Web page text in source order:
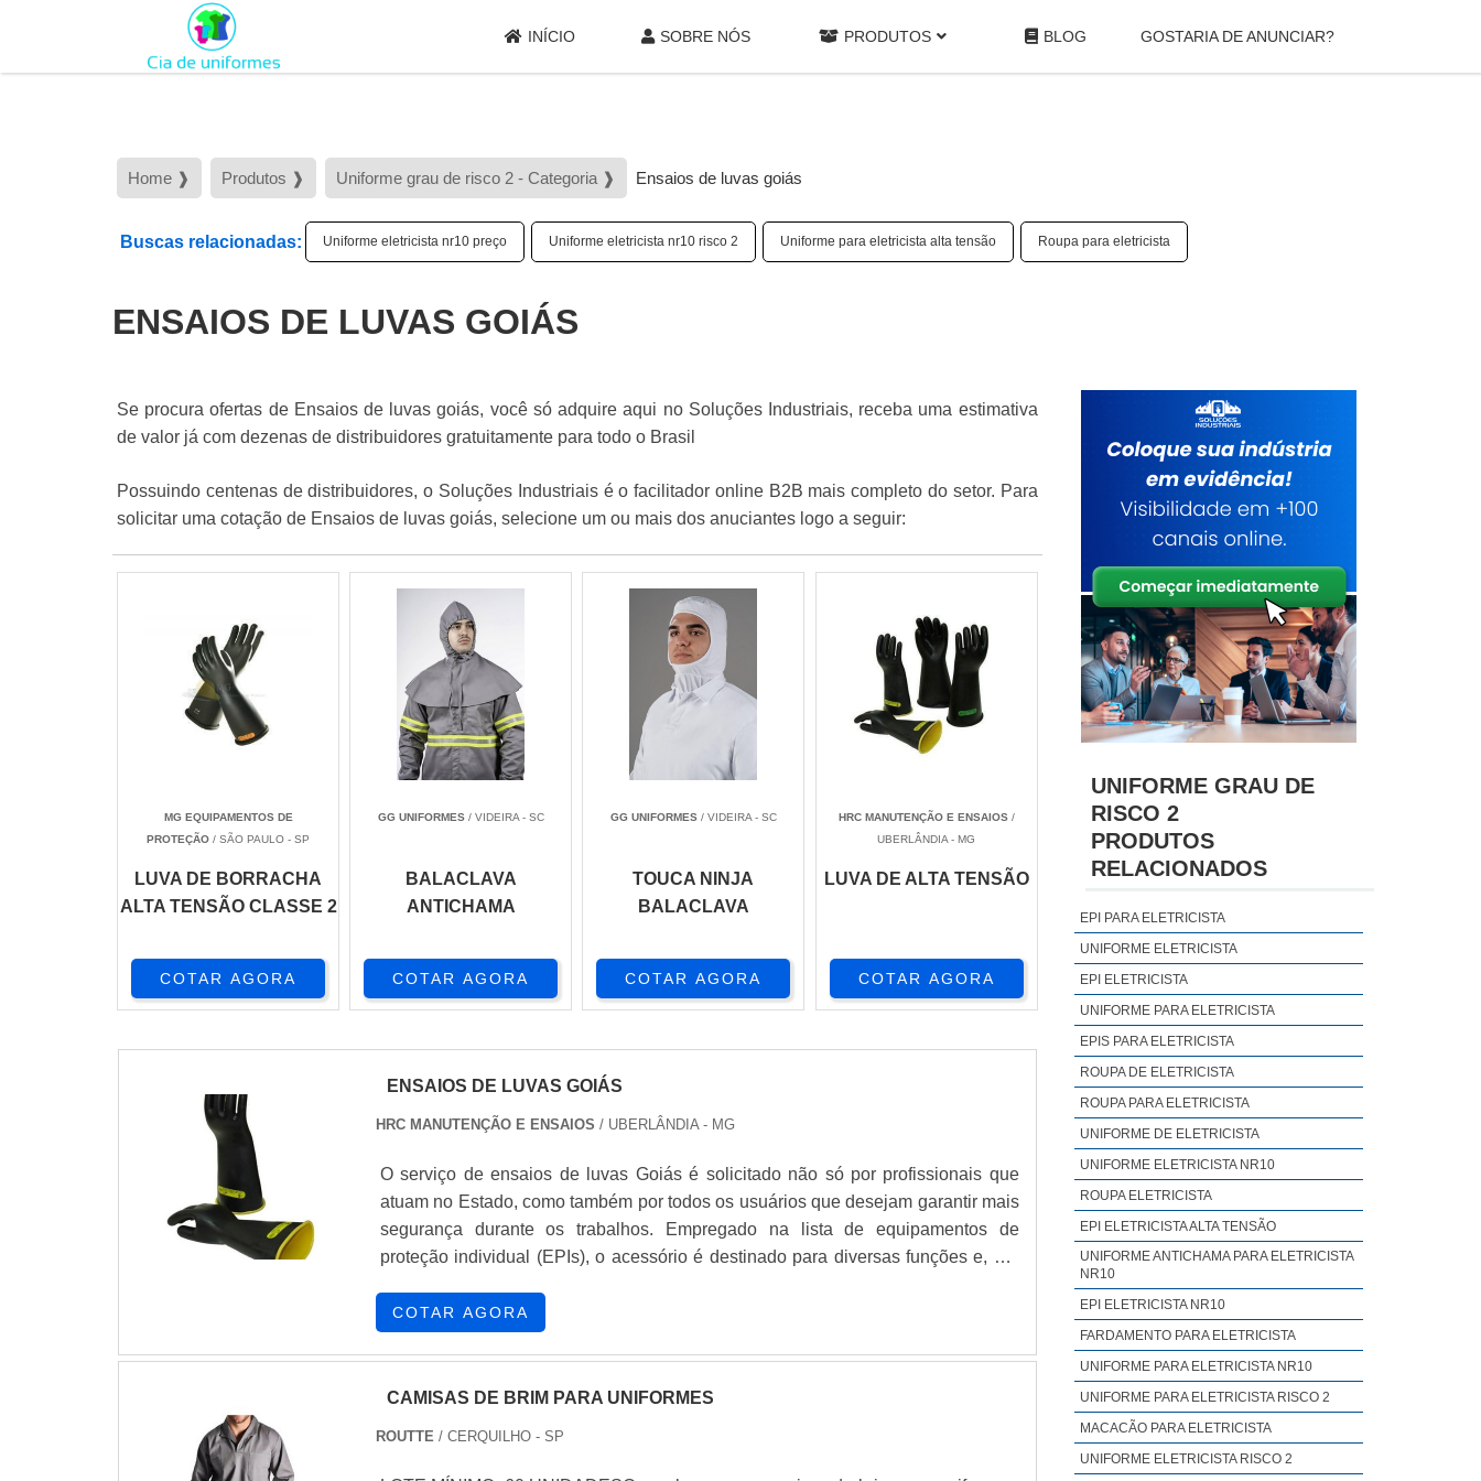
INÍCIO SOBRE NÓS PRODUTOS BLOG GOSTARIA DE ANUNCIAR?
Home ❱ Produtos ❱ Uniforme grau de risco 2 - Categoria ❱ Ensaios de luvas goiás
Buscas relacionadas: Uniforme eletricista nr10 preço Uniforme eletricista nr10 risco 2 Uniforme para eletricista alta tensão Roupa para eletricista
ENSAIOS DE LUVAS GOIÁS
Se procura ofertas de Ensaios de luvas goiás, você só adquire aqui no Soluções Industriais, receba uma estimativa
de valor já com dezenas de distribuidores gratuitamente para todo o Brasil
Possuindo centenas de distribuidores, o Soluções Industriais é o facilitador online B2B mais completo do setor. Para
solicitar uma cotação de Ensaios de luvas goiás, selecione um ou mais dos anuciantes logo a seguir:
MG EQUIPAMENTOS DE
PROTEÇÃO / SÃO PAULO - SP
LUVA DE BORRACHA
ALTA TENSÃO CLASSE 2
COTAR AGORA
GG UNIFORMES/ VIDEIRA - SC
BALACLAVA
ANTICHAMA
COTAR AGORA
GG UNIFORMES/ VIDEIRA - SC
TOUCA NINJA
BALACLAVA
COTAR AGORA
HRC MANUTENÇÃO E ENSAIOS/
UBERLÂNDIA - MG
LUVA DE ALTA TENSÃO
COTAR AGORA
ENSAIOS DE LUVAS GOIÁS
HRC MANUTENÇÃO E ENSAIOS / UBERLÂNDIA - MG
O serviço de ensaios de luvas Goiás é solicitado não só por profissionais que
atuam no Estado, como também por todos os usuários que desejam garantir mais
segurança durante os trabalhos. Empregado na lista de equipamentos de
proteção individual (EPIs), o acessório é destinado para diversas funções e, por
Promovendo a proteção de mãos e punhos, é comumente a...
COTAR AGORA
CAMISAS DE BRIM PARA UNIFORMES
ROUTTE / CERQUILHO - SP
UNIFORME GRAU DE
RISCO 2
PRODUTOS
RELACIONADOS
EPI PARA ELETRICISTA
UNIFORME ELETRICISTA
EPI ELETRICISTA
UNIFORME PARA ELETRICISTA
EPIS PARA ELETRICISTA
ROUPA DE ELETRICISTA
ROUPA PARA ELETRICISTA
UNIFORME DE ELETRICISTA
UNIFORME ELETRICISTA NR10
ROUPA ELETRICISTA
EPI ELETRICISTA ALTA TENSÃO
UNIFORME ANTICHAMA PARA ELETRICISTA
NR10
EPI ELETRICISTA NR10
FARDAMENTO PARA ELETRICISTA
UNIFORME PARA ELETRICISTA NR10
UNIFORME PARA ELETRICISTA RISCO 2
MACACÃO PARA ELETRICISTA
UNIFORME ELETRICISTA RISCO 2